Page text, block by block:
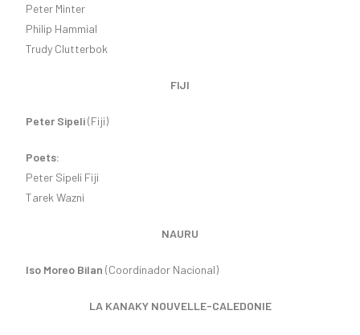
Peter Minter
Philip Hammial
Trudy Clutterbok
FIJI
Peter Sipeli(Fiji)
Poets:
Peter Sipeli Fiji
Tarek Wazni
NAURU
Iso Moreo Bilan (Coordinador Nacional)
LA KANAKY NOUVELLE-CALEDONIE